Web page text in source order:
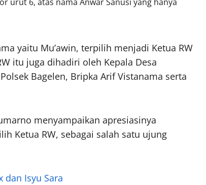
yaitu Mu’awin, terpilih menjadi Ketua RW
itu juga dihadiri oleh Kepala Desa
Bagelen, Bripka Arif Vistanama serta
menyampaikan apresiasinya
Ketua RW, sebagai salah satu ujung
dan Isyu Sara